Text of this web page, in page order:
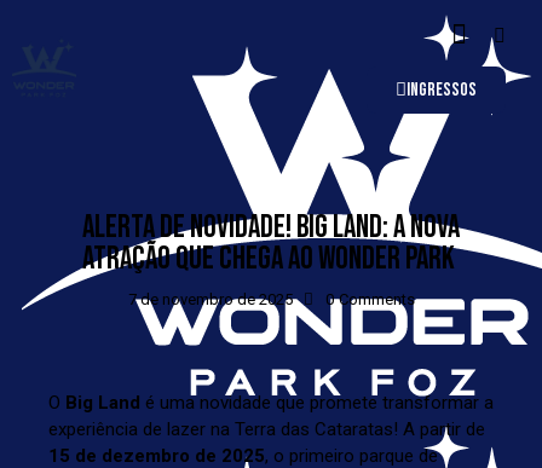
INGRESSOS
ALERTA DE NOVIDADE! BIG LAND: A NOVA
ATRAÇÃO QUE CHEGA AO WONDER PARK
7 de novembro de 2025 0 Comments
O Big Land é uma novidade que promete transformar a
experiência de lazer na Terra das Cataratas! A partir de
15 de dezembro de 2025, o primeiro parque de